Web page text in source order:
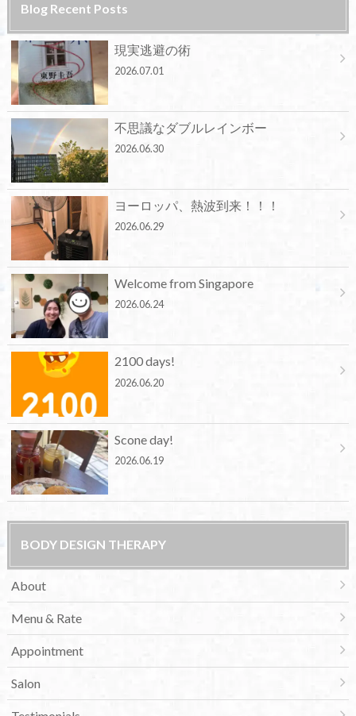
Blog Recent Posts
現実逃避の術
2026.07.01
不思議なダブルレインボー
2026.06.30
ヨーロッパ、熱波到来！！！
2026.06.29
Welcome from Singapore
2026.06.24
2100 days!
2026.06.20
Scone day!
2026.06.19
BODY DESIGN THERAPY
About
Menu & Rate
Appointment
Salon